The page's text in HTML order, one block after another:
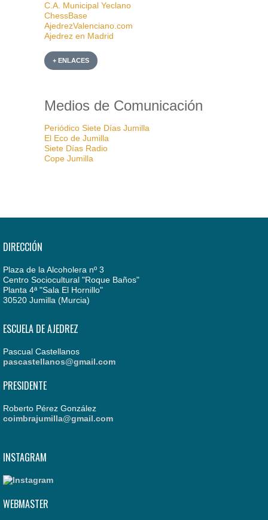
C.A. Municipal Yeclano
ChessBase
AjedrezValenciano.com
Ajedrez en Madrid
+ ENLACES
Medios de Comunicación
Periódico Siete Días Jumilla
El Eco de Jumilla
Siete Días Radio
Cope Jumilla
DIRECCIÓN
Plaza de la Alcoholera nº 3
Centro Sociocultural "Roque Baños"
Planta 4ª "Sala El Hornillo"
30520 Jumilla (Murcia)
ESCUELA DE AJEDREZ
Pascual Castellanos
pascastellanos@gmail.com
PRESIDENTE
Roberto Pérez González
coimbrajumilla@gmail.com
INSTAGRAM
WEBMASTER